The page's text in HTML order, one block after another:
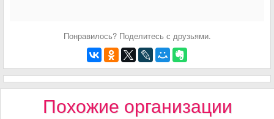
Понравилось? Поделитесь с друзьями.
Похожие организации